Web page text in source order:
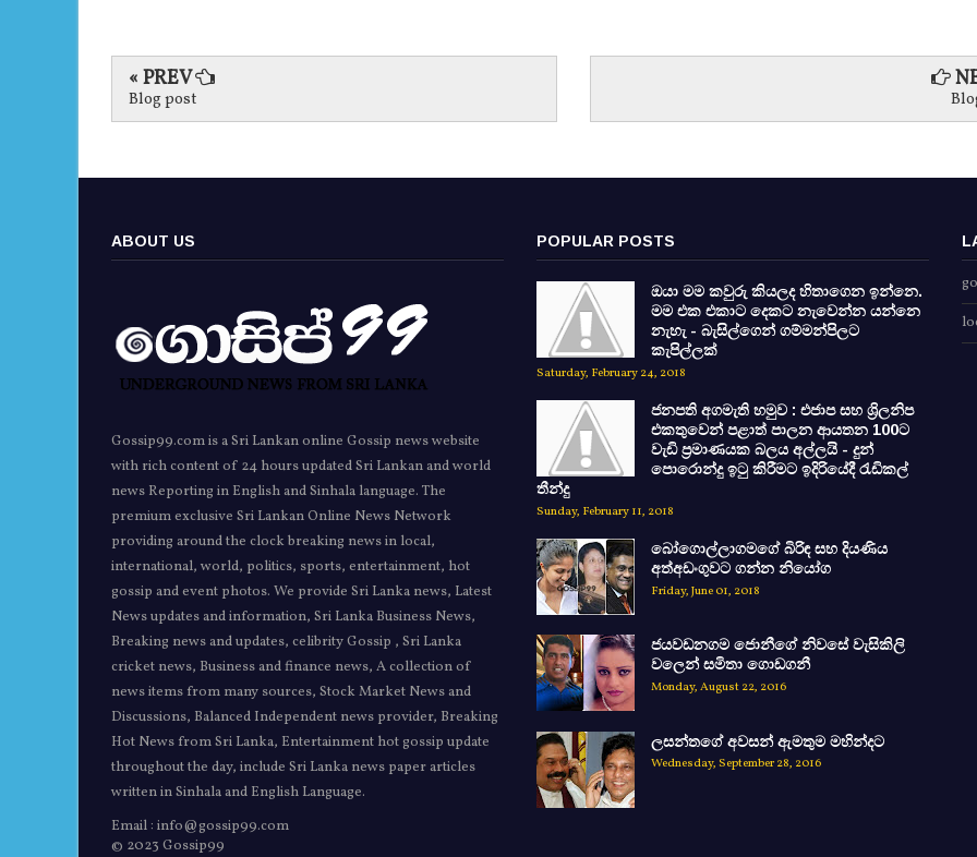
« PREV
Blog post
ABOUT US
Gossip99.com is a Sri Lankan online Gossip news website
with rich content of 24 hours updated Sri Lankan and world
news Reporting in English and Sinhala language. The
premium exclusive Sri Lankan Online News Network
providing around the clock breaking news in local,
international, world, politics, sports, entertainment, hot
gossip and event photos. We provide Sri Lanka news, Latest
News updates and information, Sri Lanka Business News,
Breaking news and updates, celibrity Gossip , Sri Lanka
cricket news, Business and finance news, A collection of
news items from many sources, Stock Market News and
Discussions, Balanced Independent news provider, Breaking
Hot News from Sri Lanka, Entertainment hot gossip update
throughout the day, include Sri Lanka news paper articles
written in Sinhala and English Language.
Email : info@gossip99.com
© 2023 Gossip99
POPULAR POSTS
ඔයා මම කවුරු කියලද හිතාගෙන ඉන්නෙ.
මම එක එකාට දෙකට නැවෙන්න යන්නෙ
නැහැ - බැසිල්ගෙන් ගම්මන්පිලට
කැපිල්ලක්
Saturday, February 24, 2018
ජනපති අගමැති හමුව : එජාප සහ ශ්‍රිලනිප
එකතුවෙන් පළාත් පාලන ආයතන 100ට
වැඩි ප්‍රමාණයක බලය අල්ලයි - දුන්
පොරොන්දු ඉටු කිරීමට ඉදිරියේදී රැඩිකල්
තීන්දු
Sunday, February 11, 2018
බෝගොල්ලාගමගේ බිරිඳ සහ දියණිය
අත්අඩංගුවට ගන්න නියෝග
Friday, June 01, 2018
ජයවඩනගම ජොනීගේ නිවසේ වැසිකිලි
වලෙන් සමිතා ගොඩගනී
Monday, August 22, 2016
ලසන්තගේ අවසන් ඇමතුම මහින්දට
Wednesday, September 28, 2016